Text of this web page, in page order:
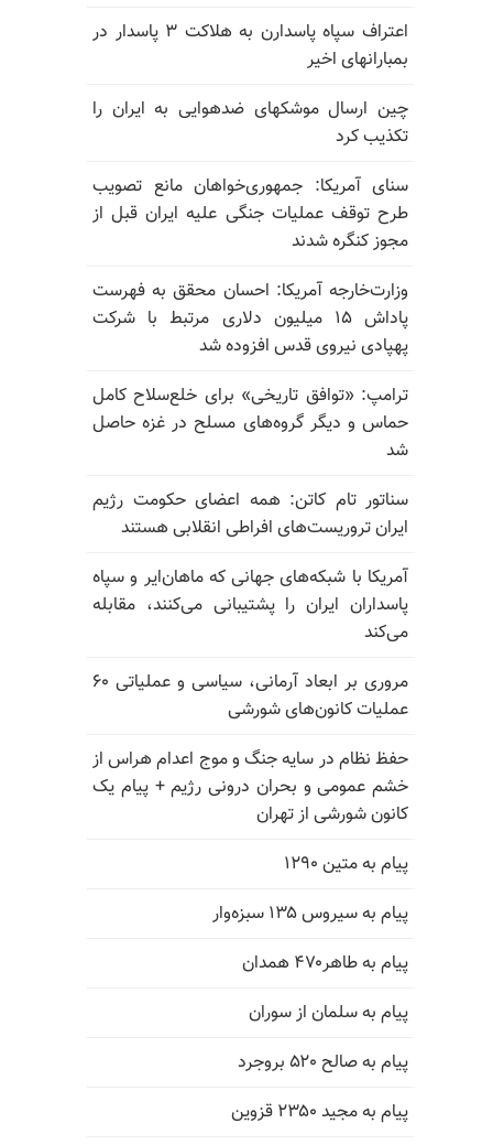
اعتراف سپاه پاسدارن به هلاکت ۳ پاسدار در
بمبارانهای اخیر
چین ارسال موشکهای ضدهوایی به ایران را
تکذیب کرد
سنای آمریکا: جمهوری‌خواهان مانع تصویب
طرح توقف عملیات جنگی علیه ایران قبل از
مجوز کنگره شدند
وزارت‌خارجه آمریکا: احسان محقق به فهرست
پاداش ۱۵ میلیون دلاری مرتبط با شرکت
پهپادی نیروی قدس افزوده شد
ترامپ: «توافق تاریخی» برای خلع‌سلاح کامل
حماس و دیگر گروه‌های مسلح در غزه حاصل
شد
سناتور تام کاتن: همه اعضای حکومت رژیم
ایران تروریست‌های افراطی انقلابی هستند
آمریکا با شبکه‌های جهانی که ماهان‌ایر و سپاه
پاسداران ایران را پشتیبانی می‌کنند، مقابله
می‌کند
مروری بر ابعاد آرمانی، سیاسی و عملیاتی ۶۰
عملیات کانون‌های شورشی
حفظ نظام در سایه جنگ و موج اعدام هراس از
خشم عمومی و بحران درونی رژیم + پیام یک
کانون شورشی از تهران
پیام به متین ۱۲۹۰
پیام به سیروس ۱۳۵ سبزه‌وار
پیام به طاهر۴۷۰ همدان
پیام به سلمان از سوران
پیام به صالح ۵۲۰ بروجرد
پیام به مجید ۲۳۵۰ قزوین